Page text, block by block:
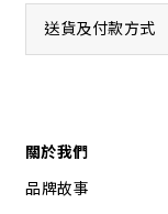
送貨及付款方式
關於我們
品牌故事